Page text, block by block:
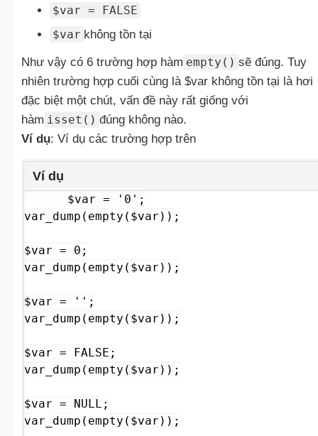
$var = FALSE
$var không tồn tại
Như vậy có 6 trường hợp hàm empty() sẽ đúng. Tuy
nhiên trường hợp cuối cùng là $var không tồn tại là hơi
đặc biệt một chút, vấn đề này rất giống với
hàm isset() đúng không nào.
Ví dụ: Ví dụ các trường hợp trên
Ví dụ
$var = '0';
var_dump(empty($var));
$var = 0;
var_dump(empty($var));
$var = '';
var_dump(empty($var));
$var = FALSE;
var_dump(empty($var));
$var = NULL;
var_dump(empty($var));